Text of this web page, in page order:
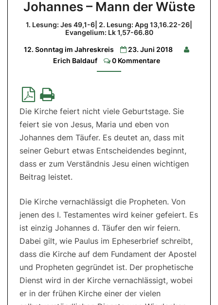
–
Mann
der
Wüste
1.
Apg
26|
Lk
66.80
Johannes – Mann der Wüste
1. Lesung: Jes 49,1-6| 2. Lesung: Apg 13,16.22-26|
Evangelium: Lk 1,57-66.80
12. Sonntag im Jahreskreis
23. Juni 2018
Erich Baldauf
Comments
0 Kommentare
Die Kirche feiert nicht viele Geburtstage. Sie
feiert sie von Jesus, Maria und eben von
Johannes dem Täufer. Es deutet an, dass mit
seiner Geburt etwas Entscheidendes beginnt,
dass er zum Verständnis Jesu einen wichtigen
Beitrag leistet.
Die Kirche vernachlässigt die Propheten. Von
jenen des I. Testamentes wird keiner gefeiert. Es
ist einzig Johannes d. Täufer den wir feiern.
Dabei gilt, wie Paulus im Epheserbrief schreibt,
dass die Kirche auf dem Fundament der Apostel
und Propheten gegründet ist. Der prophetische
Dienst wird in der Kirche vernachlässigt, wobei
er in der frühen Kirche einer der vielen